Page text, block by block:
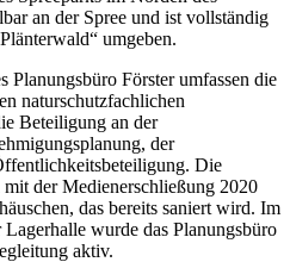
an der Spree und ist vollständig
umgeben.
Planungsbüro Förster umfassen die
naturschutzfachlichen
Beteiligung an der
der
Die
der Medienerschließung 2020
das bereits saniert wird. Im
wurde das Planungsbüro
aktiv.